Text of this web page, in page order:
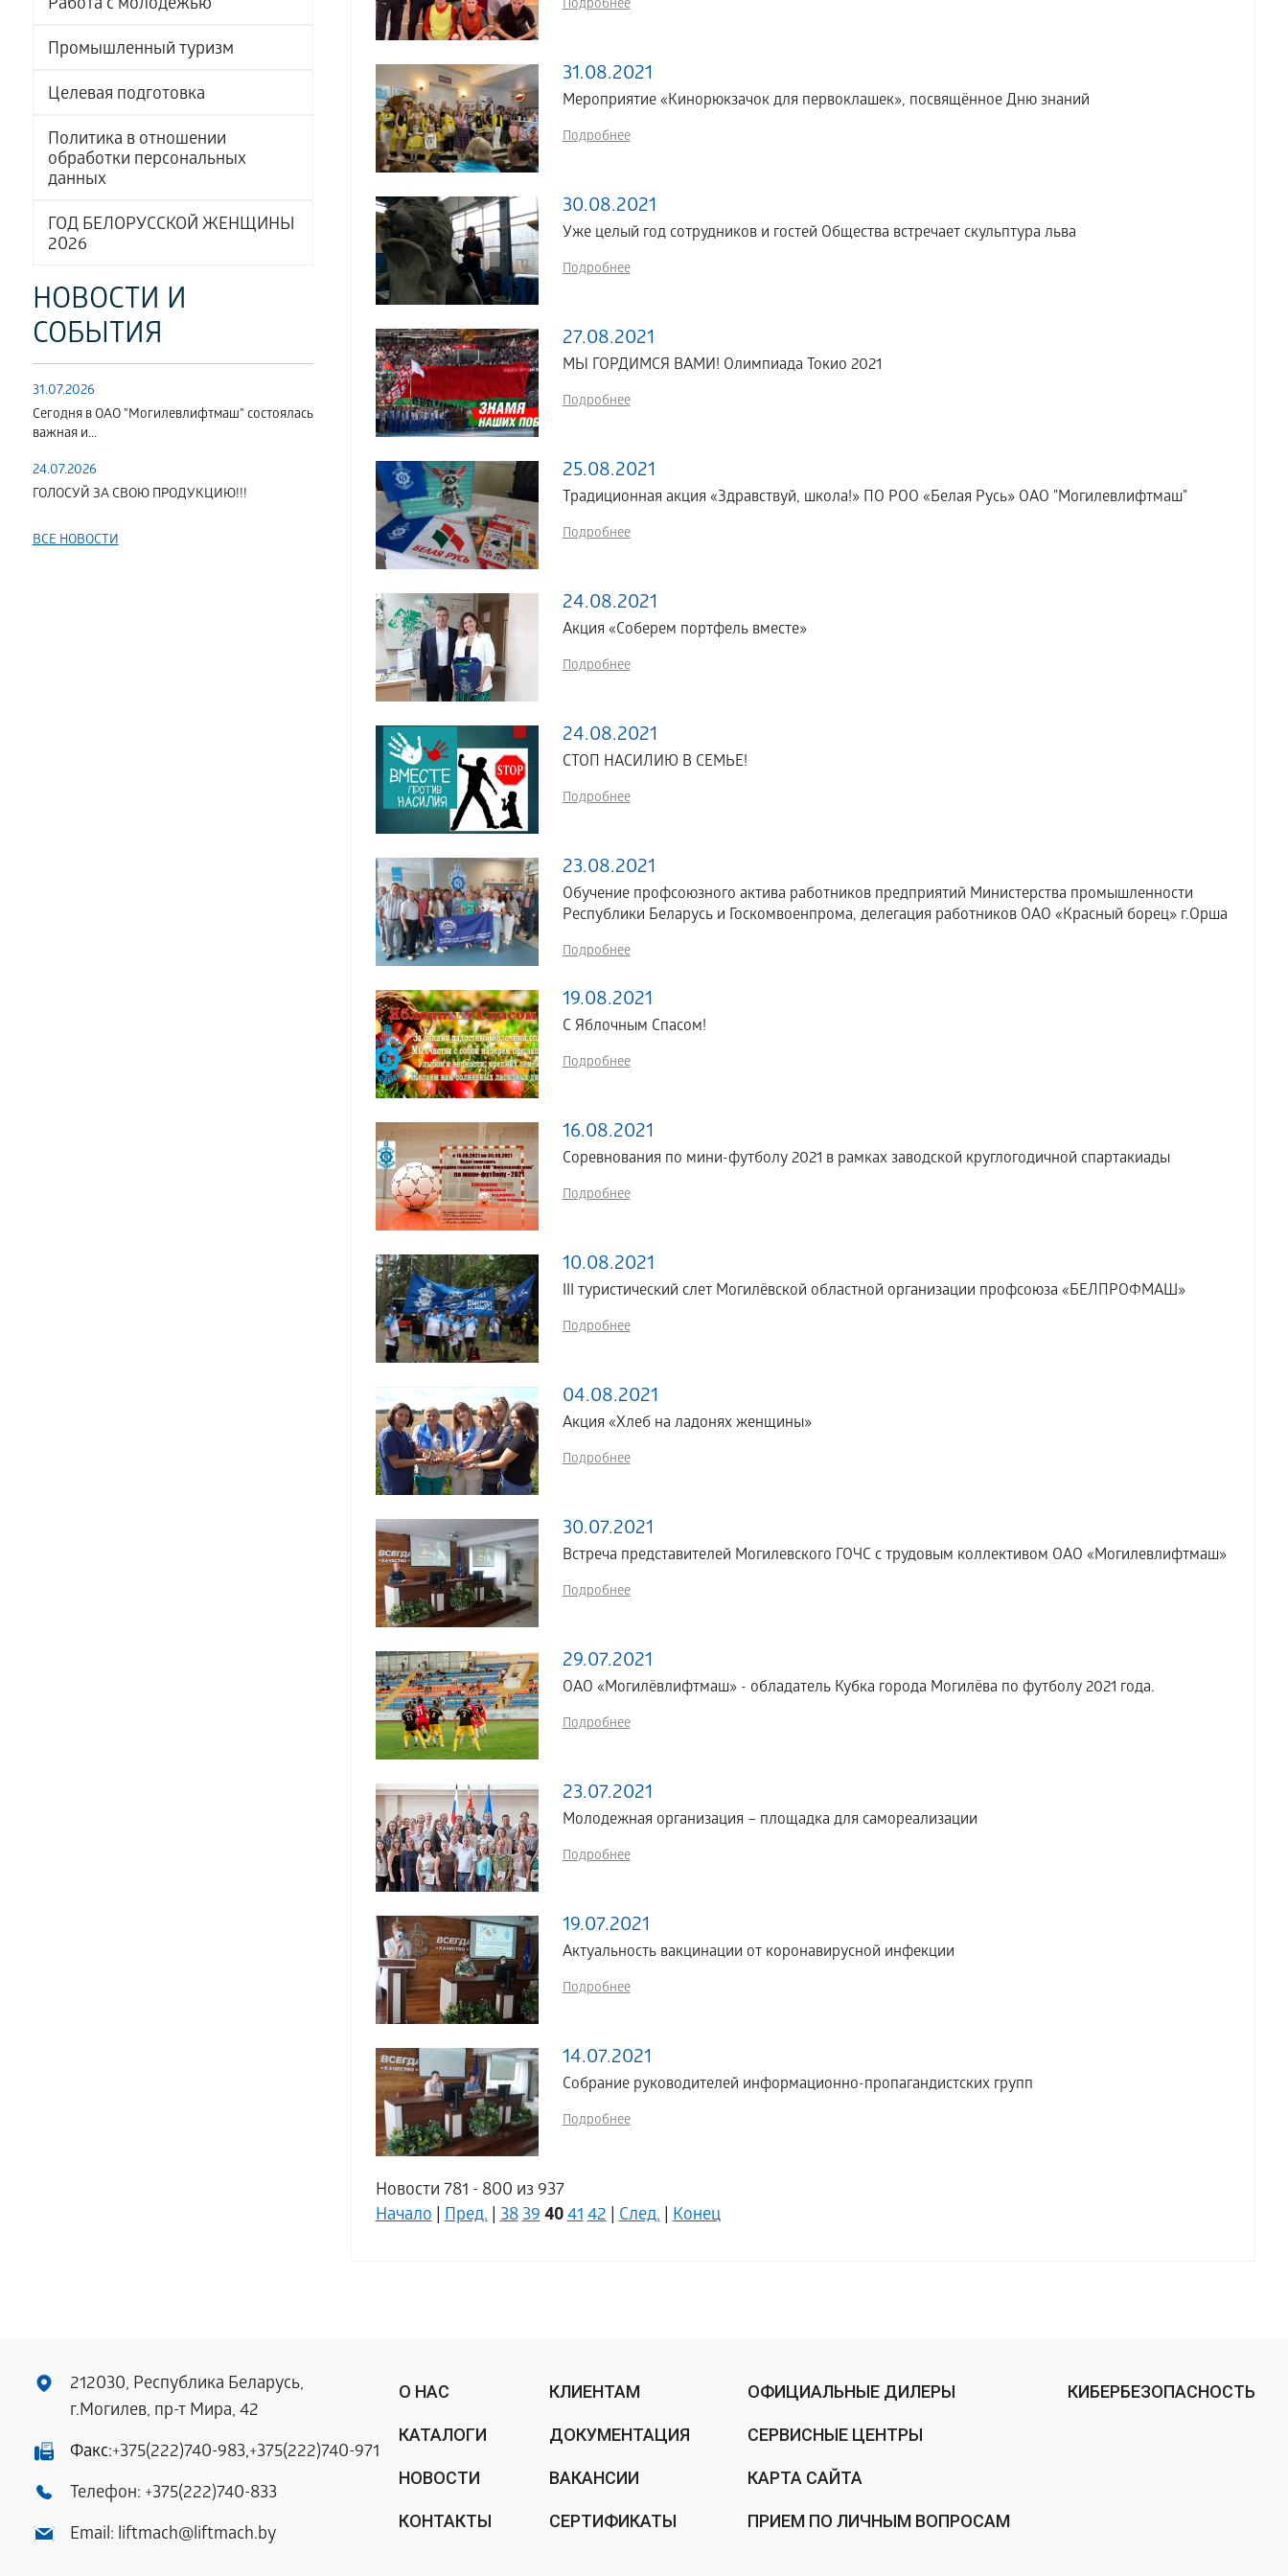
Работа с молодёжью
Промышленный туризм
Целевая подготовка
Политика в отношении
обработки персональных
данных
ГОД БЕЛОРУССКОЙ ЖЕНЩИНЫ
2026
НОВОСТИ И
СОБЫТИЯ
31.07.2026
Сегодня в ОАО "Могилевлифтмаш" состоялась
важная и...
24.07.2026
ГОЛОСУЙ ЗА СВОЮ ПРОДУКЦИЮ!!!
ВСЕ НОВОСТИ
Подробнее
31.08.2021
Мероприятие «Кинорюкзачок для первоклашек», посвящённое Дню знаний
Подробнее
30.08.2021
Уже целый год сотрудников и гостей Общества встречает скульптура льва
Подробнее
27.08.2021
МЫ ГОРДИМСЯ ВАМИ! Олимпиада Токио 2021
Подробнее
25.08.2021
Традиционная акция «Здравствуй, школа!» ПО РОО «Белая Русь» ОАО "Могилевлифтмаш"
Подробнее
24.08.2021
Акция «Соберем портфель вместе»
Подробнее
24.08.2021
СТОП НАСИЛИЮ В СЕМЬЕ!
Подробнее
23.08.2021
Обучение профсоюзного актива работников предприятий Министерства промышленности
Республики Беларусь и Госкомвоенпрома, делегация работников ОАО «Красный борец» г.Орша
Подробнее
19.08.2021
С Яблочным Спасом!
Подробнее
16.08.2021
Cоревнования по мини-футболу 2021 в рамках заводской круглогодичной спартакиады
Подробнее
10.08.2021
III туристический слет Могилёвской областной организации профсоюза «БЕЛПРОФМАШ»
Подробнее
04.08.2021
Акция «Хлеб на ладонях женщины»
Подробнее
30.07.2021
Встреча представителей Могилевского ГОЧС с трудовым коллективом ОАО «Могилевлифтмаш»
Подробнее
29.07.2021
ОАО «Могилёвлифтмаш» - обладатель Кубка города Могилёва по футболу 2021 года.
Подробнее
23.07.2021
Молодежная организация – площадка для самореализации
Подробнее
19.07.2021
Актуальность вакцинации от коронавирусной инфекции
Подробнее
14.07.2021
Собрание руководителей информационно-пропагандистских групп
Подробнее
Новости 781 - 800 из 937
Начало|Пред.|3839 404142|След.|Конец
212030, Республика Беларусь,
г.Могилев, пр-т Мира, 42
Факс:+375(222)740-983,+375(222)740-971
Телефон: +375(222)740-833
Email: liftmach@liftmach.by
О НАС
КАТАЛОГИ
НОВОСТИ
КОНТАКТЫ
КЛИЕНТАМ
ДОКУМЕНТАЦИЯ
ВАКАНСИИ
СЕРТИФИКАТЫ
ОФИЦИАЛЬНЫЕ ДИЛЕРЫ
СЕРВИСНЫЕ ЦЕНТРЫ
КАРТА САЙТА
ПРИЕМ ПО ЛИЧНЫМ ВОПРОСАМ
КИБЕРБЕЗОПАСНОСТЬ